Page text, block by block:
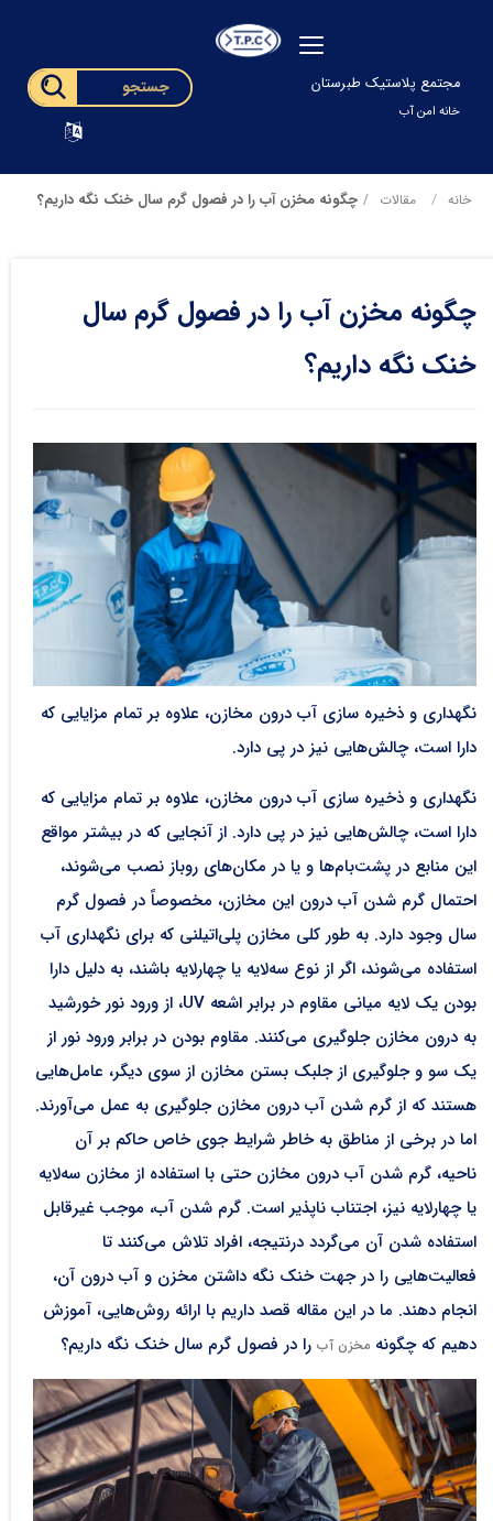
مجتمع پلاستیک طبرستان
خانه امن آب
خانه مقالات چگونه مخزن آب را در فصول گرم سال خنک نگه داریم؟
چگونه مخزن آب را در فصول گرم سال
خنک نگه داریم؟
نگهداری و ذخیره سازی آب درون مخازن، علاوه بر تمام مزایایی که
دارا است، چالش‌هایی نیز در پی دارد.
نگهداری و ذخیره سازی آب درون مخازن، علاوه بر تمام مزایایی که
دارا است، چالش‌هایی نیز در پی دارد. از آنجایی که در بیشتر مواقع
این منابع در پشت‌بام‌ها و یا در مکان‌های روباز نصب می‌شوند،
احتمال گرم شدن آب درون این مخازن، مخصوصاً در فصول گرم
سال وجود دارد. به طور کلی مخازن پلی‌اتیلنی که برای نگهداری آب
استفاده می‌شوند، اگر از نوع سه‌لایه یا چهارلایه باشند، به دلیل دارا
بودن یک لایه میانی مقاوم در برابر اشعه UV، از ورود نور خورشید
به درون مخازن جلوگیری می‌کنند. مقاوم بودن در برابر ورود نور از
یک سو و جلوگیری از جلبک بستن مخازن از سوی دیگر، عامل‌هایی
هستند که از گرم شدن آب درون مخازن جلوگیری به عمل می‌آورند.
اما در برخی از مناطق به خاطر شرایط جوی خاص حاکم بر آن
ناحیه، گرم شدن آب درون مخازن حتی با استفاده از مخازن سه‌لایه
یا چهارلایه نیز، اجتناب ناپذیر است. گرم شدن آب، موجب غیرقابل
استفاده شدن آن می‌گردد درنتیجه، افراد تلاش می‌کنند تا
فعالیت‌هایی را در جهت خنک نگه داشتن مخزن و آب درون آن،
انجام دهند. ما در این مقاله قصد داریم با ارائه روش‌هایی، آموزش
دهیم که چگونه مخزن آب را در فصول گرم سال خنک نگه داریم؟